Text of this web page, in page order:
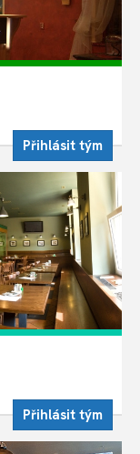
Přihlásit tým
Přihlásit tým